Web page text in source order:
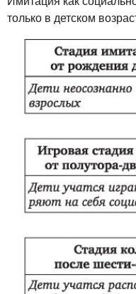
только в детском